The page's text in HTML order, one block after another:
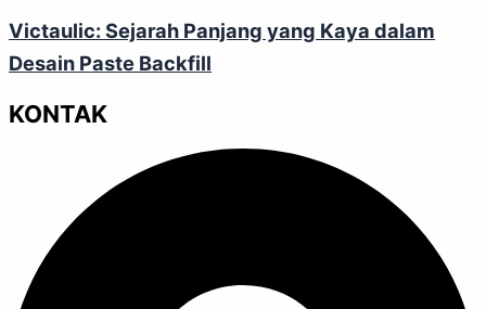
Victaulic: Sejarah Panjang yang Kaya dalam
Desain Paste Backfill
KONTAK